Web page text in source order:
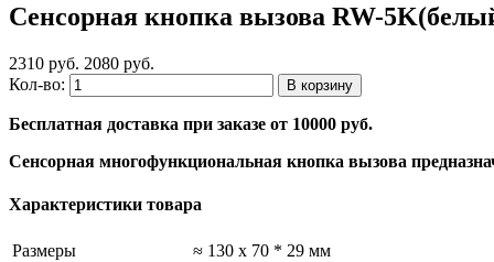
Сенсорная кнопка вызова RW-
2310 руб. 2080 руб.
Кол-во:
Бесплатная доставка при заказе от 10000 руб.
Сенсорная многофункциональная кнопка вызова
Характеристики товара
Размеры ≈ 130 x 70 * 29 мм